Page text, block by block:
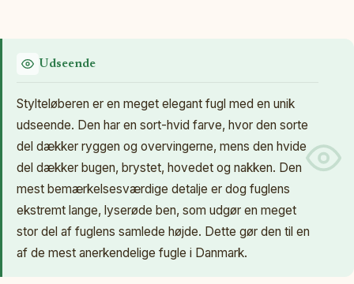
Udseende
Stylteløberen er en meget elegant fugl med en unik
udseende. Den har en sort-hvid farve, hvor den sorte
del dækker ryggen og overvingerne, mens den hvide
del dækker bugen, brystet, hovedet og nakken. Den
mest bemærkelsesværdige detalje er dog fuglens
ekstremt lange, lyserøde ben, som udgør en meget
stor del af fuglens samlede højde. Dette gør den til en
af de mest anerkendelige fugle i Danmark.